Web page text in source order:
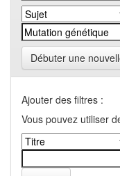
Débuter une
Ajouter des filtres :
Vous pouvez utiliser